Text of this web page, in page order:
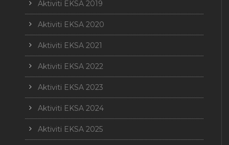
Aktiviti EKSA 2019
Aktiviti EKSA 2020
Aktiviti EKSA 2021
Aktiviti EKSA 2022
Aktiviti EKSA 2023
Aktiviti EKSA 2024
Aktiviti EKSA 2025